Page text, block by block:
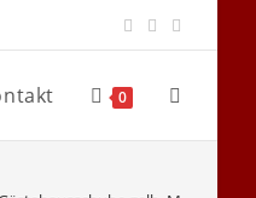
0 Website-